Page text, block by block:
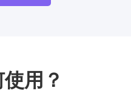
用？